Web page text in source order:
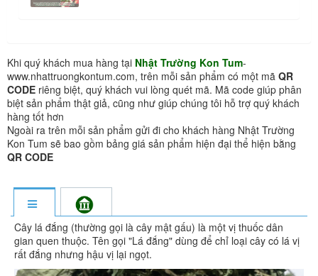
Khi quý khách mua hàng tại Nhật Trường Kon Tum-
www.nhattruongkontum.com, trên mỗi sản phẩm có một mã QR
CODE riêng biệt, quý khách vui lòng quét mã. Mã code giúp phân
biệt sản phẩm thật giả, cũng như giúp chúng tôi hỗ trợ quý khách
hàng tốt hơn
Ngoài ra trên mỗi sản phẩm gửi đi cho khách hàng Nhật Trường
Kon Tum sẽ bao gồm bảng giá sản phẩm hiện đại thể hiện bằng
QR CODE
Cây lá đắng (thường gọi là cây mật gấu) là một vị thuốc dân
gian quen thuộc. Tên gọi "Lá đắng" dùng để chỉ loại cây có lá vị
rất đắng nhưng hậu vị lại ngọt.